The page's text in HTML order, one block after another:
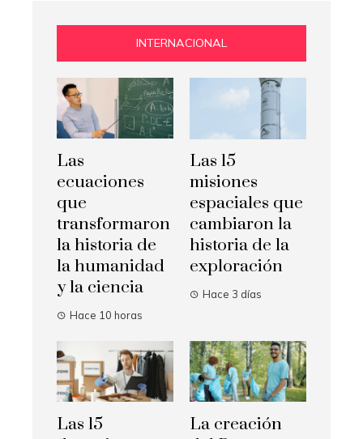
INTERNACIONAL
Las
ecuaciones
que
transformaron
la historia de
la humanidad
y la ciencia
Hace 10 horas
Las 15
misiones
espaciales que
cambiaron la
historia de la
exploración
Hace 3 días
Las 15
La creación